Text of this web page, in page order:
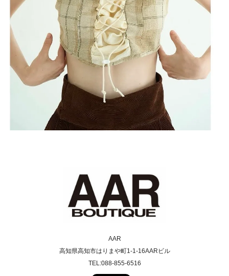
AAR
高知県高知市はりまや町1-1-16AARビル
TEL:088-855-6516